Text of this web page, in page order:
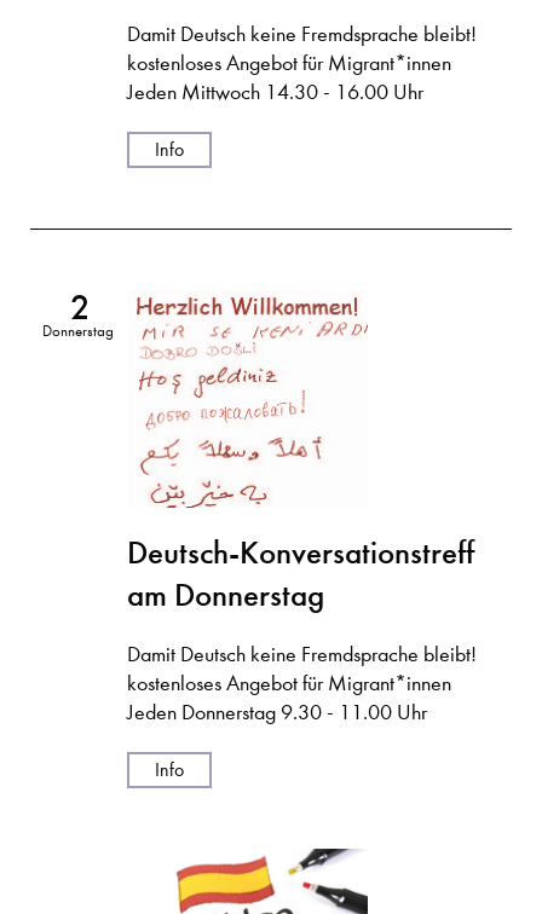
Damit Deutsch keine Fremdsprache bleibt!
kostenloses Angebot für Migrant*innen
Jeden Mittwoch 14.30 - 16.00 Uhr
Info
2
Donnerstag
Deutsch-Konversationstreff
am Donnerstag
Damit Deutsch keine Fremdsprache bleibt!
kostenloses Angebot für Migrant*innen
Jeden Donnerstag 9.30 - 11.00 Uhr
Info